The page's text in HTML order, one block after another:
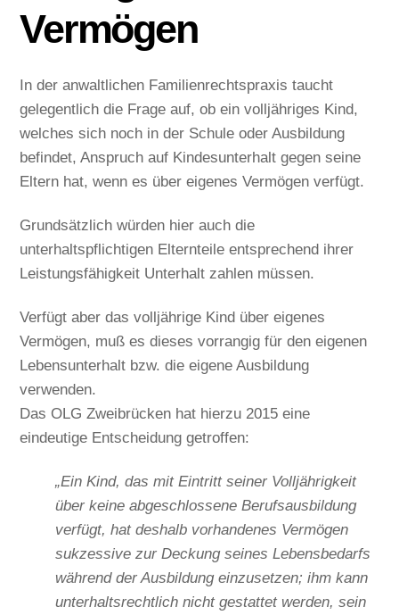
Vermögen
In der anwaltlichen Familienrechtspraxis taucht
gelegentlich die Frage auf, ob ein volljähriges Kind,
welches sich noch in der Schule oder Ausbildung
befindet, Anspruch auf Kindesunterhalt gegen seine
Eltern hat, wenn es über eigenes Vermögen verfügt.
Grundsätzlich würden hier auch die
unterhaltspflichtigen Elternteile entsprechend ihrer
Leistungsfähigkeit Unterhalt zahlen müssen.
Verfügt aber das volljährige Kind über eigenes
Vermögen, muß es dieses vorrangig für den eigenen
Lebensunterhalt bzw. die eigene Ausbildung
verwenden.
Das OLG Zweibrücken hat hierzu 2015 eine
eindeutige Entscheidung getroffen:
„Ein Kind, das mit Eintritt seiner Volljährigkeit
über keine abgeschlossene Berufsausbildung
verfügt, hat deshalb vorhandenes Vermögen
sukzessive zur Deckung seines Lebensbedarfs
während der Ausbildung einzusetzen; ihm kann
unterhaltsrechtlich nicht gestattet werden, sein